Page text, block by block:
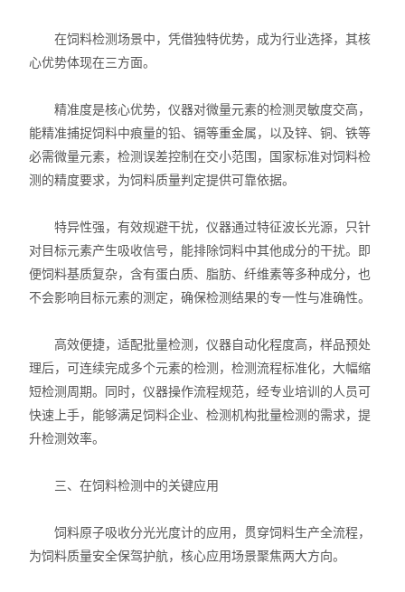
在饲料检测场景中，凭借独特优势，成为行业选择，其核
心优势体现在三方面。
精准度是核心优势，仪器对微量元素的检测灵敏度交高，
能精准捕捉饲料中痕量的铅、镉等重金属，以及锌、铜、铁等
必需微量元素，检测误差控制在交小范围，国家标准对饲料检
测的精度要求，为饲料质量判定提供可靠依据。
特异性强，有效规避干扰，仪器通过特征波长光源，只针
对目标元素产生吸收信号，能排除饲料中其他成分的干扰。即
便饲料基质复杂，含有蛋白质、脂肪、纤维素等多种成分，也
不会影响目标元素的测定，确保检测结果的专一性与准确性。
高效便捷，适配批量检测，仪器自动化程度高，样品预处
理后，可连续完成多个元素的检测，检测流程标准化，大幅缩
短检测周期。同时，仪器操作流程规范，经专业培训的人员可
快速上手，能够满足饲料企业、检测机构批量检测的需求，提
升检测效率。
三、在饲料检测中的关键应用
饲料原子吸收分光光度计的应用，贯穿饲料生产全流程，
为饲料质量安全保驾护航，核心应用场景聚焦两大方向。